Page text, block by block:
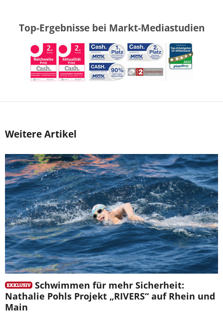
Top-Ergebnisse bei Markt-Mediastudien
Weitere Artikel
Schwimmen für mehr Sicherheit:
Nathalie Pohls Projekt „RIVERS“ auf Rhein und
Main